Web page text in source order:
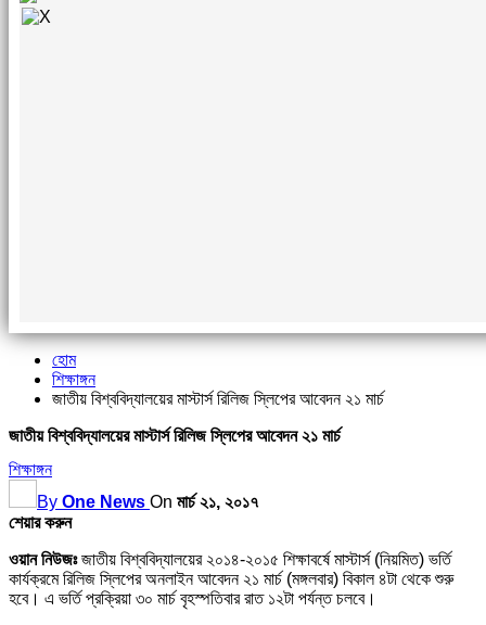
হোম
শিক্ষাঙ্গন
জাতীয় বিশ্ববিদ্যালয়ের মাস্টার্স রিলিজ স্লিপের আবেদন ২১ মার্চ
জাতীয় বিশ্ববিদ্যালয়ের মাস্টার্স রিলিজ স্লিপের আবেদন ২১ মার্চ
শিক্ষাঙ্গন
By One News On মার্চ ২১, ২০১৭
শেয়ার করুন
ওয়ান নিউজঃজাতীয় বিশ্ববিদ্যালয়ের ২০১৪-২০১৫ শিক্ষাবর্ষে মাস্টার্স (নিয়মিত) ভর্তি
কার্যক্রমে রিলিজ স্লিপের অনলাইন আবেদন ২১ মার্চ (মঙ্গলবার) বিকাল ৪টা থেকে শুরু
হবে। এ ভর্তি প্রক্রিয়া ৩০ মার্চ বৃহস্পতিবার রাত ১২টা পর্যন্ত চলবে।